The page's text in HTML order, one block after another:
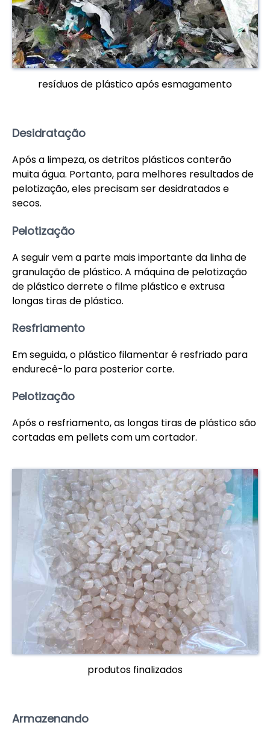
resíduos de plástico após esmagamento
Desidratação
Após a limpeza, os detritos plásticos conterão
muita água. Portanto, para melhores resultados de
pelotização, eles precisam ser desidratados e
secos.
Pelotização
A seguir vem a parte mais importante da linha de
granulação de plástico. A máquina de pelotização
de plástico derrete o filme plástico e extrusa
longas tiras de plástico.
Resfriamento
Em seguida, o plástico filamentar é resfriado para
endurecê-lo para posterior corte.
Pelotização
Após o resfriamento, as longas tiras de plástico são
cortadas em pellets com um cortador.
produtos finalizados
Armazenando